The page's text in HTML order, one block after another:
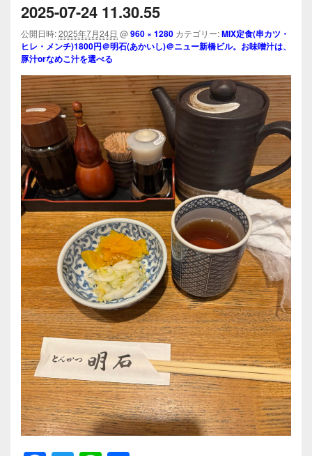
ビ
ゲ
シ
ョ
ン
2025-07-24 11.30.55
公開日時:2025年7月24日 @960 × 1280 カテゴリー:MIX定食(串カツ・
ヒレ・メンチ)1800円＠明石(あかいし)＠ニュー新橋ビル。お味噌汁は、
豚汁orなめこ汁を選べる